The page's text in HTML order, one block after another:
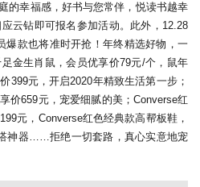
幸福感，好书与您常伴，悦读书越幸
云钻即可报名参加活动。此外，12.28
爆款也将准时开抢！年终精选好物，一
金生肖鼠，会员优享价79元/个，鼠年
399元，开启2020年精致生活第一步；
价659元，宠爱细腻的美；Converse红
元，Converse红色经典款高帮板鞋，
神器……拒绝一切套路，真心实意地宠